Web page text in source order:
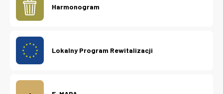
Harmonogram
Lokalny Program Rewitalizacji